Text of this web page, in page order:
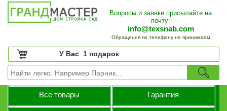
Вопросы и заявки присылайте на
почту:
info@texsnab.com
Обращения по телефону не принимаем
У Вас 1 подарок
Все товары Гарантия